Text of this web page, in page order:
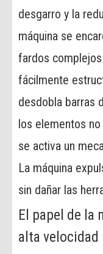
desgarro y la
máquina se
fardos
fácilmente
desdobla barras
los elementos
se activa un
La máquina
sin dañar las
El papel de la
alta velocidad